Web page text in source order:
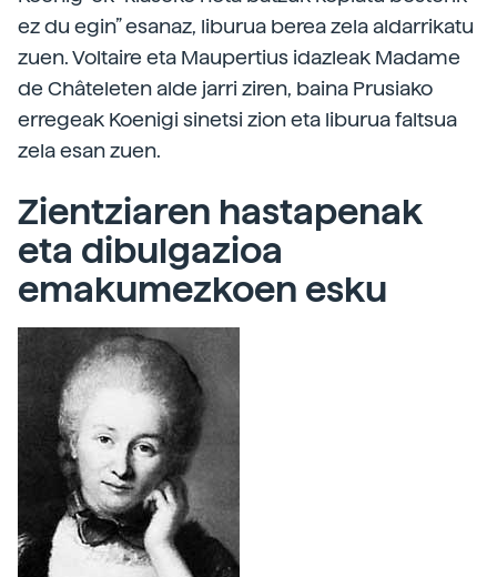
ez du egin” esanaz, liburua berea zela aldarrikatu
zuen. Voltaire eta Maupertius idazleak Madame
de Châteleten alde jarri ziren, baina Prusiako
erregeak Koenigi sinetsi zion eta liburua faltsua
zela esan zuen.
Zientziaren hastapenak
eta dibulgazioa
emakumezkoen esku